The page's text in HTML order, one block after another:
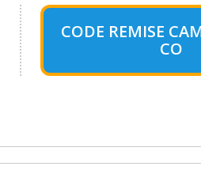
CODE REMISE
CO